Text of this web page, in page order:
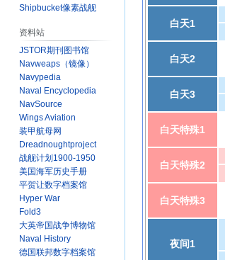
白天1
白天2
白天3
白天特殊1
白天特殊2
白天特殊3
夜间1
Shipbucket像素战舰
资料站
JSTOR期刊图书馆
Navweaps（镜像）
Navypedia
Naval Encyclopedia
NavSource
Wings Aviation
装甲航母网
Dreadnoughtproject
战舰计划1900-1950
美国海军历史手册
平贺让数字档案馆
Hyper War
Fold3
大英帝国战争博物馆
Naval History
德国联邦数字档案馆